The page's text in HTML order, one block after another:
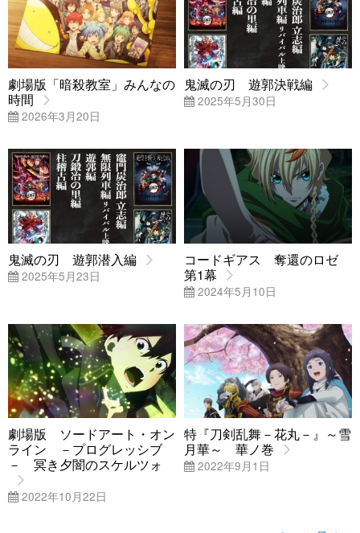
劇場版「暗殺教室」みんなの
時間
2026年3月20日
鬼滅の刃 遊郭決戦編
2025年5月30日
鬼滅の刃 遊郭潜入編
2025年5月23日
コードギアス 奪還のロゼ
第1幕
2024年5月10日
劇場版 ソードアート・オン
ライン －プログレッシブ
－ 冥き夕闇のスケルツォ
2022年10月22日
特『刀剣乱舞－花丸－』～雪
月華～ 華ノ巻
2022年9月1日